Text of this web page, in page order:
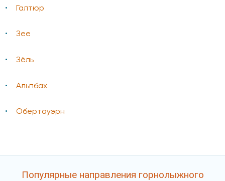
Галтюр
Зее
Зёль
Альпбах
Обертауэрн
Популярные направления горнолыжного